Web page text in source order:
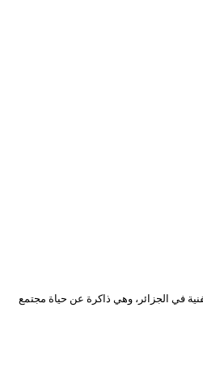
في التجربة الفنية في الجزائر، وهي ذاكرة عن حياة مجتمع